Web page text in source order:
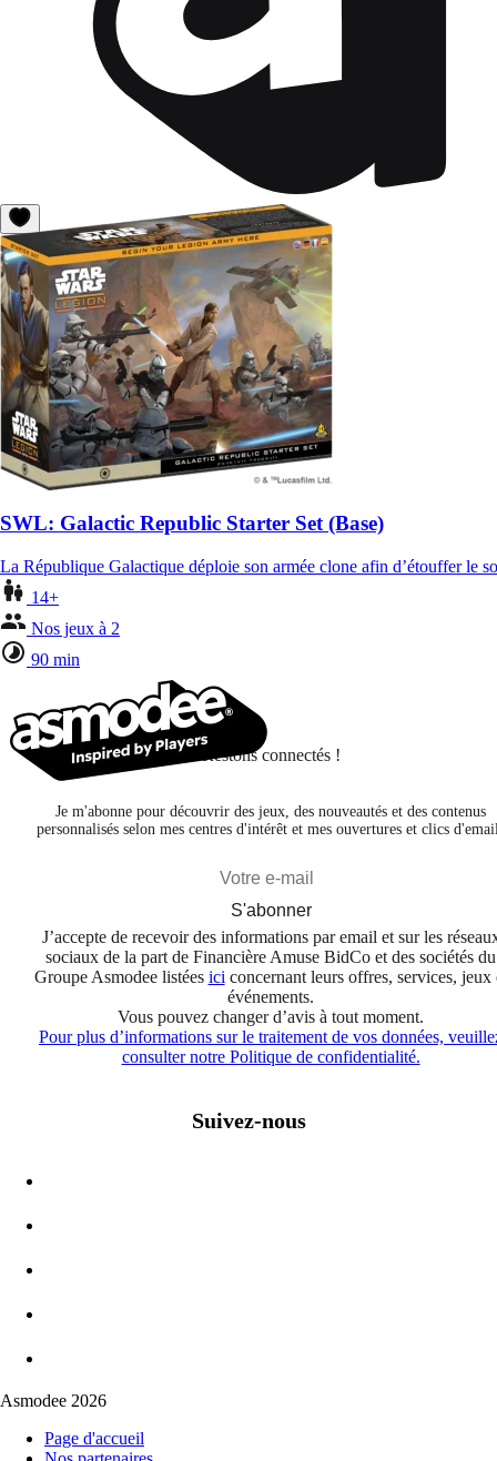
SWL: Galactic Republic Starter Set (Base)
La République Galactique déploie son armée clone afin d’étouffer le
14+
Nos jeux à 2
90 min
Restons connectés !
Je m'abonne pour découvrir des jeux, des nouveautés et des contenus
personnalisés selon mes centres d'intérêt et mes ouvertures et clics
S'abonner
J’accepte de recevoir des informations par email et sur les
sociaux de la part de Financière Amuse BidCo et des sociétés du
Groupe Asmodee listées ici concernant leurs offres, services, jeux
événements.
Vous pouvez changer d’avis à tout moment.
Pour plus d’informations sur le traitement de vos données,
consulter notre Politique de confidentialité.
Suivez-nous
Asmodee 2026
Page d'accueil